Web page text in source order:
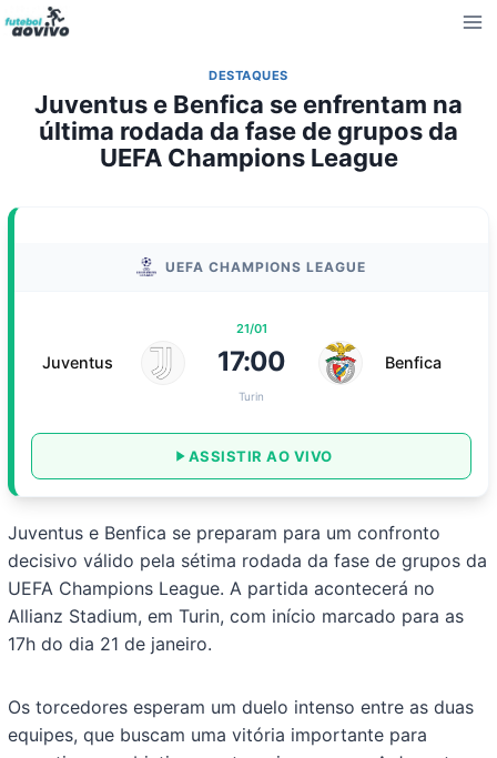
Pular
para
Conteúdo
DESTAQUES
Juventus e Benfica se enfrentam na
última rodada da fase de grupos da
UEFA Champions League
UEFA CHAMPIONS LEAGUE
Juventus
21/01
17:00
Turin
Benfica
ASSISTIR AO VIVO
Juventus e Benfica se preparam para um confronto
decisivo válido pela sétima rodada da fase de grupos da
UEFA Champions League. A partida acontecerá no
Allianz Stadium, em Turin, com início marcado para as
17h do dia 21 de janeiro.
Os torcedores esperam um duelo intenso entre as duas
equipes, que buscam uma vitória importante para